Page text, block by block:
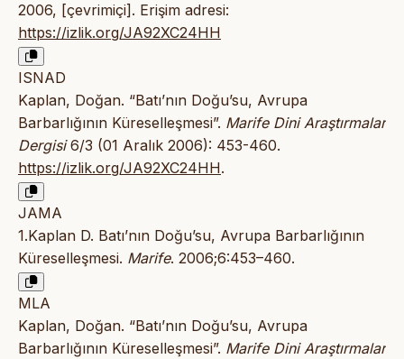
2006, [çevrimiçi]. Erişim adresi:
https://izlik.org/JA92XC24HH
ISNAD
Kaplan, Doğan. “Batı’nın Doğu’su, Avrupa
Barbarlığının Küreselleşmesi”. Marife Dini Araştırmalar
Dergisi6/3 (01 Aralık 2006): 453-460.
https://izlik.org/JA92XC24HH.
JAMA
1.Kaplan D. Batı’nın Doğu’su, Avrupa Barbarlığının
Küreselleşmesi. Marife. 2006;6:453–460.
MLA
Kaplan, Doğan. “Batı’nın Doğu’su, Avrupa
Barbarlığının Küreselleşmesi”. Marife Dini Araştırmalar